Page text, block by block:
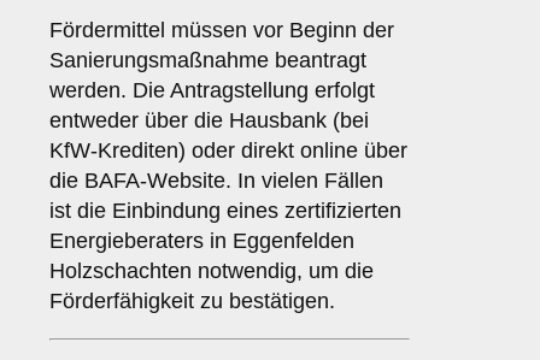
Fördermittel müssen vor Beginn der
Sanierungsmaßnahme beantragt
werden. Die Antragstellung erfolgt
entweder über die Hausbank (bei
KfW-Krediten) oder direkt online über
die BAFA-Website. In vielen Fällen
ist die Einbindung eines zertifizierten
Energieberaters in Eggenfelden
Holzschachten notwendig, um die
Förderfähigkeit zu bestätigen.